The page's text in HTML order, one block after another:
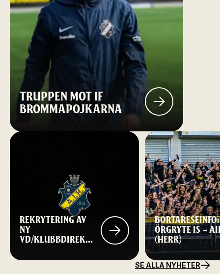
TRUPPEN MOT IF
BROMMAPOJKARNA
REKRYTERING AV
NY
VD/KLUBBDIREKTÖR
BORTARESEINFO:
ÖRGRYTE IS –
(HERR)
SE ALLA NYHETER